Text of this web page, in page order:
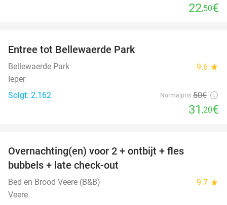
22,50€
Entree tot Bellewaerde Park
Bellewaerde Park 9.6 star
Ieper
Solgt: 2.162
Normalpris 50€
31 ,20€
Overnachting(en) voor 2 + ontbijt + fles
bubbels + late check-out
Bed en Brood Veere (B&B) 9.7 star
Veere